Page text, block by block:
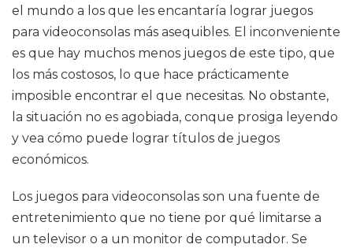
el mundo a los que les encantaría lograr juegos
para videoconsolas más asequibles. El inconveniente
es que hay muchos menos juegos de este tipo, que
los más costosos, lo que hace prácticamente
imposible encontrar el que necesitas. No obstante,
la situación no es agobiada, conque prosiga leyendo
y vea cómo puede lograr títulos de juegos
económicos.
Los juegos para videoconsolas son una fuente de
entretenimiento que no tiene por qué limitarse a
un televisor o a un monitor de computador. Se